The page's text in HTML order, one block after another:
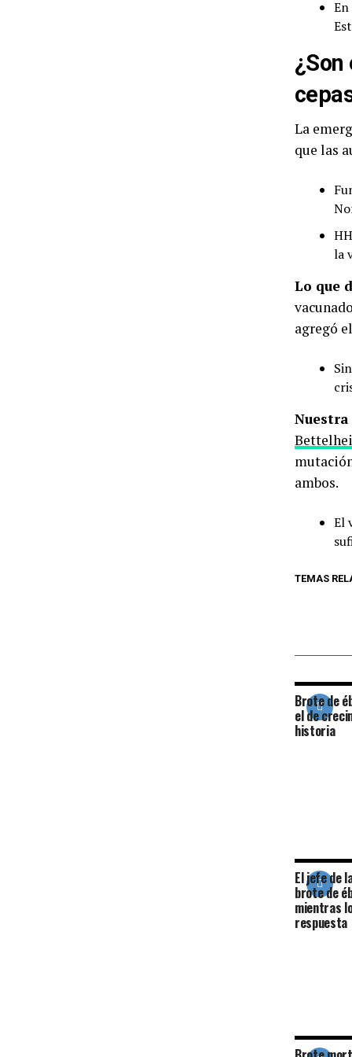
La
que las
la
Lo que
agregó
ambos.
El
TEMAS
Brote de
el de
historia
El jefe de
brote de
mientras
respuesta